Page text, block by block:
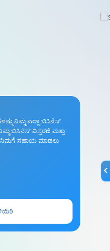
ನಿಮ್ಮ ಎಲ್ಲಾ ಬಿಸಿನೆಸ್
ಬಿಸಿನೆಸ್ ವಿಸ್ತರಣೆ ಮತ್ತು
ನಿಮಗೆ ಸಹಾಯ ಮಾಡಲು